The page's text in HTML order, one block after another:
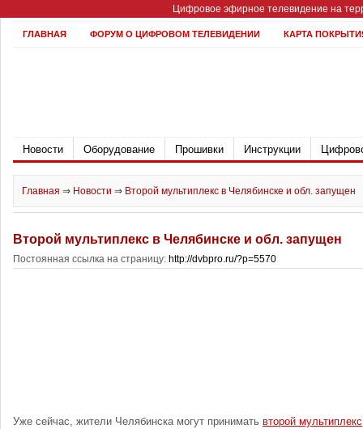
Цифровое эфирное телевидение на
ГЛАВНАЯ ФОРУМ О ЦИФРОВОМ ТЕЛЕВИДЕНИИ КАРТА
Новости Оборудование Прошивки Инструкции
Главная ⇒ Новости ⇒ Второй мультиплекс в Челябинске и обл. запущен
Второй мультиплекс в Челябинске и обл. запущен
Постоянная ссылка на страницу: http://dvbpro.ru/?p=5570
Уже сейчас, жители Челябинска могут принимать второй мультиплекс